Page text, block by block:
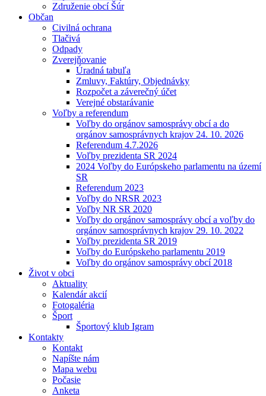
Združenie obcí Šúr
Občan
Civilná ochrana
Tlačivá
Odpady
Zverejňovanie
Úradná tabuľa
Zmluvy, Faktúry, Objednávky
Rozpočet a záverečný účet
Verejné obstarávanie
Voľby a referendum
Voľby do orgánov samosprávy obcí a do
orgánov samosprávnych krajov 24. 10. 2026
Referendum 4.7.2026
Voľby prezidenta SR 2024
2024 Voľby do Európskeho parlamentu na území
SR
Referendum 2023
Voľby do NRSR 2023
Voľby NR SR 2020
Voľby do orgánov samosprávy obcí a voľby do
orgánov samosprávnych krajov 29. 10. 2022
Voľby prezidenta SR 2019
Voľby do Európskeho parlamentu 2019
Voľby do orgánov samosprávy obcí 2018
Život v obci
Aktuality
Kalendár akcií
Fotogaléria
Šport
Športový klub Igram
Kontakty
Kontakt
Napíšte nám
Mapa webu
Počasie
Anketa